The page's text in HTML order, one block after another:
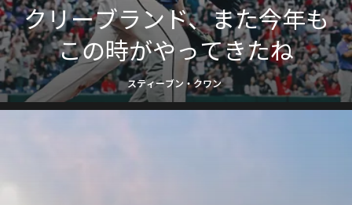
クリーブランド、また今年も
この時がやってきたね
スティーブン・クワン